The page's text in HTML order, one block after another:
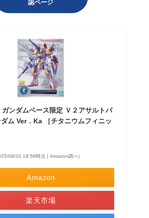
認ページ
ガンダムベース限定 Ｖ２アサルトバ
ム Ver．Ka ［チタニウムフィニッ
09/20 18:56時点 | Amazon調べ）
Amazon
楽天市場